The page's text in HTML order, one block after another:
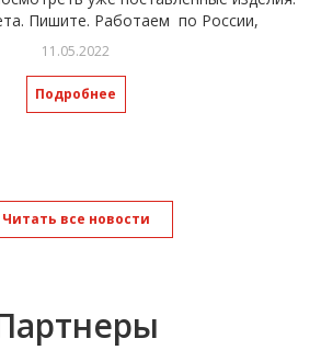
Пишите. Работаем по России,
компаниями.
11.05.2022
Подробнее
Читать все новости